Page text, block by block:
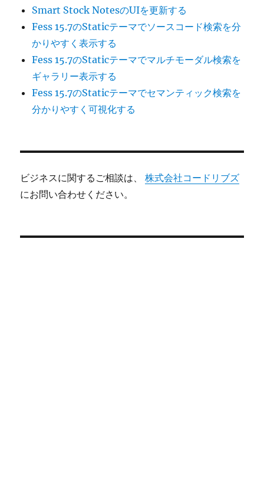
Smart Stock NotesのUIを更新する
Fess 15.7のStaticテーマでソースコード検索を分
かりやすく表示する
Fess 15.7のStaticテーマでマルチモーダル検索を
ギャラリー表示する
Fess 15.7のStaticテーマでセマンティック検索を
分かりやすく可視化する
ビジネスに関するご相談は、株式会社コードリブズ
にお問い合わせください。